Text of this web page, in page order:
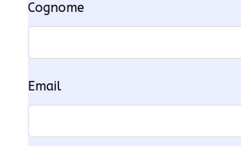
Cognome
Email